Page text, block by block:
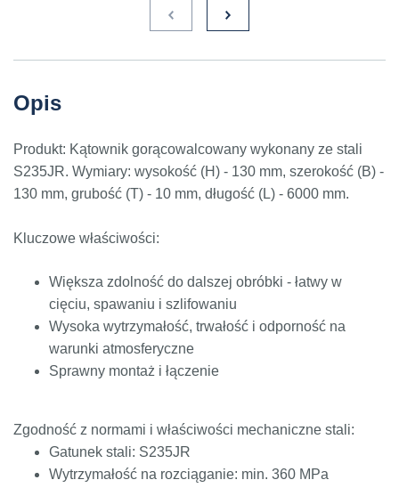
Opis
Produkt: Kątownik gorącowalcowany wykonany ze stali
S235JR. Wymiary: wysokość (H) - 130 mm, szerokość (B) -
130 mm, grubość (T) - 10 mm, długość (L) - 6000 mm.
Kluczowe właściwości:
Większa zdolność do dalszej obróbki - łatwy w
cięciu, spawaniu i szlifowaniu
Wysoka wytrzymałość, trwałość i odporność na
warunki atmosferyczne
Sprawny montaż i łączenie
Zgodność z normami i właściwości mechaniczne stali:
Gatunek stali: S235JR
Wytrzymałość na rozciąganie: min. 360 MPa